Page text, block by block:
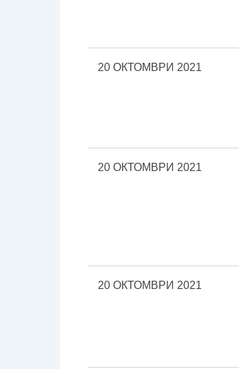
20 ОКТОМВРИ 2021
20 ОКТОМВРИ 2021
20 ОКТОМВРИ 2021